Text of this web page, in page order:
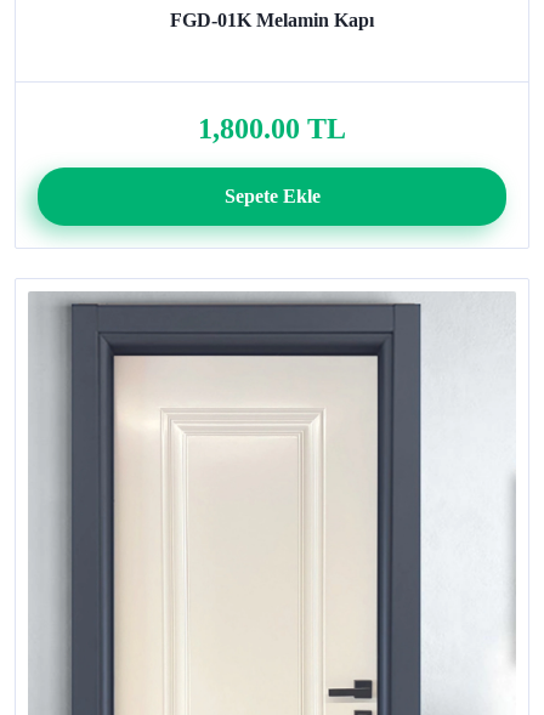
FGD-01K Melamin Kapı
1,800.00 TL
Sepete Ekle